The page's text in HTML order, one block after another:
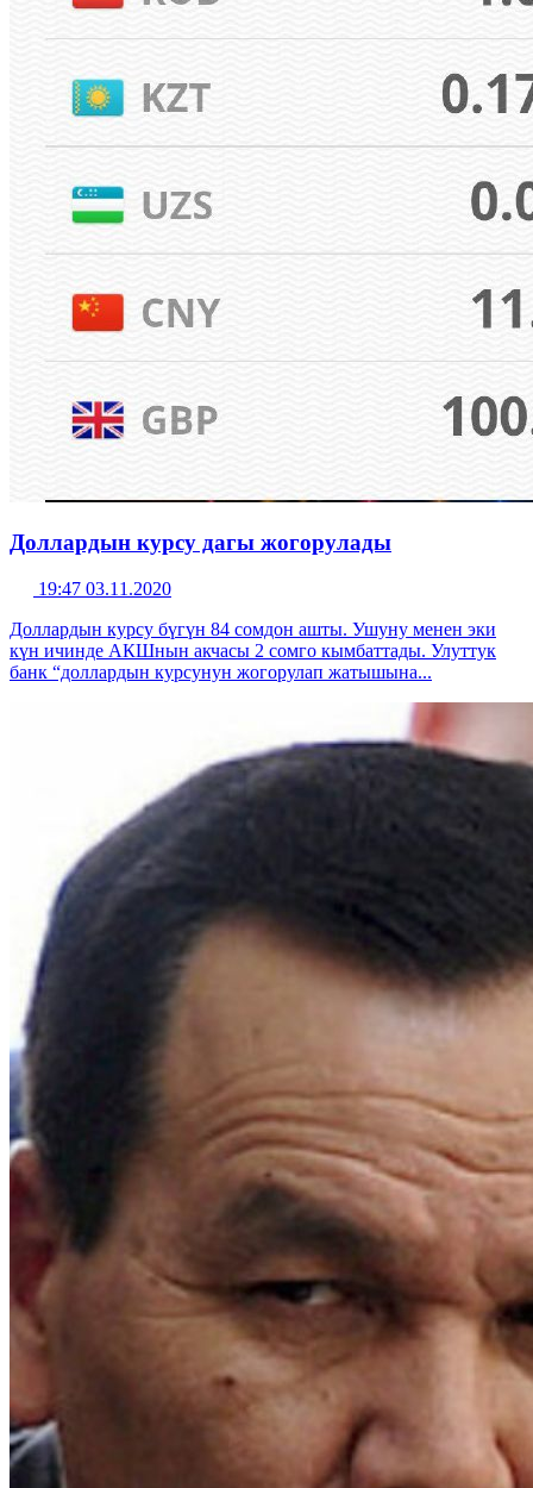
Доллардын курсу дагы жогорулады
19:47 03.11.2020
Доллардын курсу бүгүн 84 сомдон ашты. Ушуну менен эки
күн ичинде АКШнын акчасы 2 сомго кымбаттады. Улуттук
банк “доллардын курсунун жогорулап жатышына...